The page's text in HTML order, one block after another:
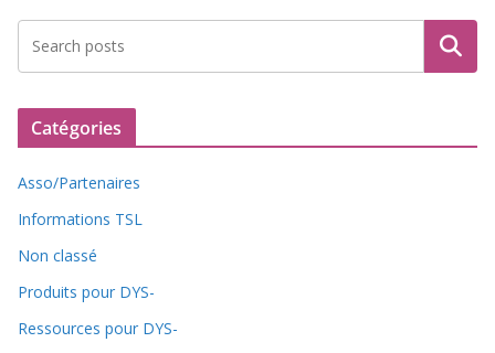
Catégories
Asso/Partenaires
Informations TSL
Non classé
Produits pour DYS-
Ressources pour DYS-